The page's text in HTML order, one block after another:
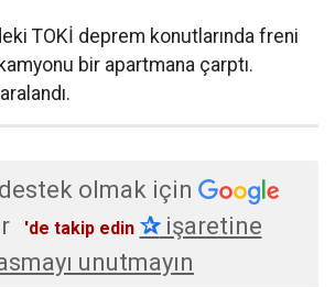
TOKİ deprem konutlarında freni
bir apartmana çarptı.
olmak için
'de takip edin ✰işaretine
unutmayın